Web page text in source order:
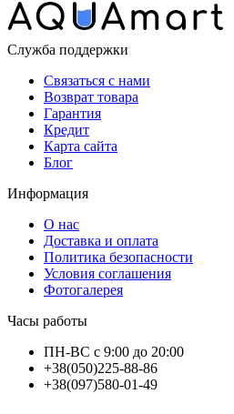
Служба поддержки
Связаться с нами
Возврат товара
Гарантия
Кредит
Карта сайта
Блог
Информация
О нас
Доставка и оплата
Политика безопасности
Условия соглашения
Фотогалерея
Часы работы
ПН-ВС с 9:00 до 20:00
+38(050)225-88-86
+38(097)580-01-49